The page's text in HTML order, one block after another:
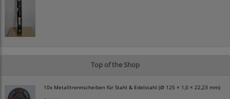
Top of the Shop
10x Metalltrennscheiben für Stahl & Edelstahl (Ø 125 × 1,0 × 22,23 mm)